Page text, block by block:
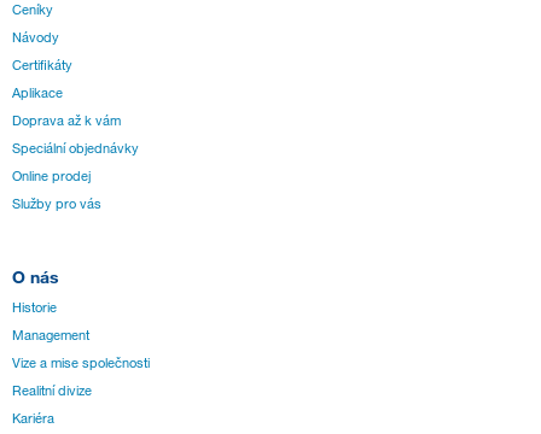
Ceníky
Návody
Certifikáty
Aplikace
Doprava až k vám
Speciální objednávky
Online prodej
Služby pro vás
O nás
Historie
Management
Vize a mise společnosti
Realitní divize
Kariéra